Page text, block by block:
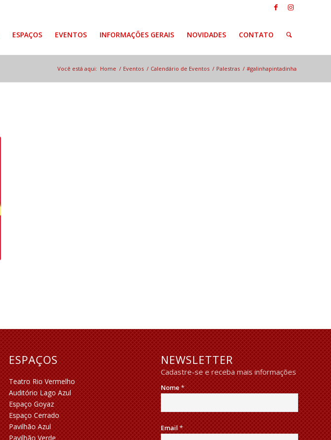
ESPAÇOS EVENTOS INFORMAÇÕES GERAIS NOVIDADES CONTATO
Você está aqui: Home / Eventos / Calendário de Eventos / Palestras / #galinhapintadinha
ESPAÇOS
Teatro Rio Vermelho
Auditório Lago Azul
Espaço Goyaz
Espaço Cerrado
Pavilhão Azul
Pavilhão Verde
NEWSLETTER
Cadastre-se e receba mais informações
Nome*
Email*